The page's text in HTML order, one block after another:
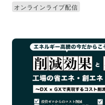
オンラインライブ配信